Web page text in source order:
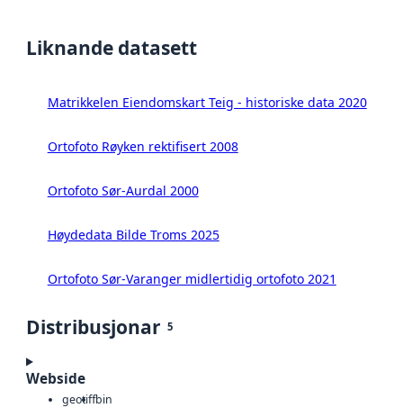
Liknande datasett
Matrikkelen Eiendomskart Teig - historiske data 2020
Ortofoto Røyken rektifisert 2008
Ortofoto Sør-Aurdal 2000
Høydedata Bilde Troms 2025
Ortofoto Sør-Varanger midlertidig ortofoto 2021
Distribusjonar 5
Webside
geotiffbin